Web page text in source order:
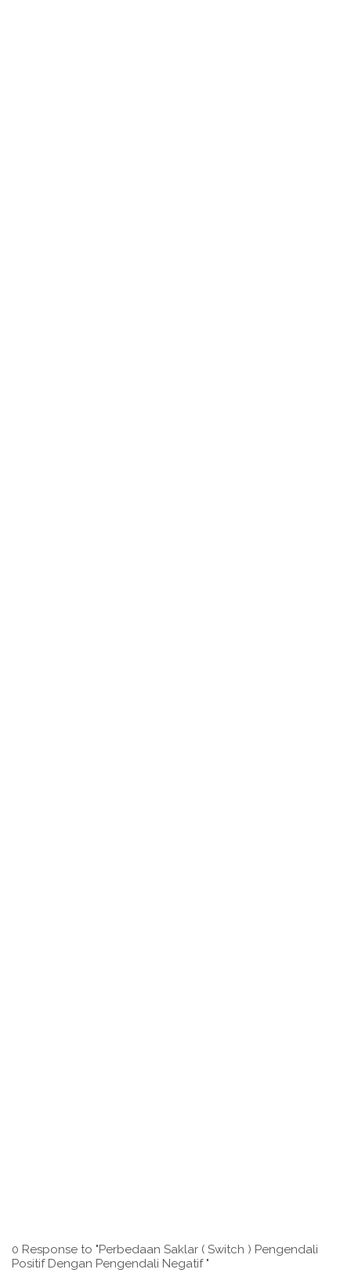
0 Response to "Perbedaan Saklar ( Switch ) Pengendali
Positif Dengan Pengendali Negatif "